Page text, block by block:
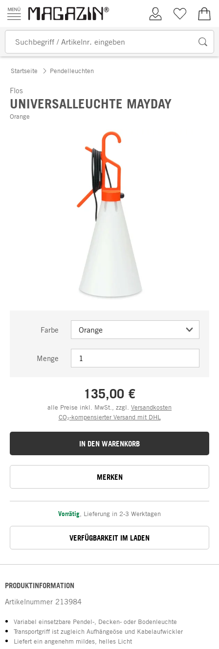
Zum Inhalt springen
Kundenkonto
Merkliste
Startseite Pendelleuchten
Flos
UNIVERSALLEUCHTE MAYDAY
Orange
Farbe
Menge
135,00 €
alle Preise inkl. MwSt., zzgl. Versandkosten
CO₂-kompensierter Versand mit DHL
IN DEN WARENKORB
MERKEN
Vorrätig Lieferung in 2-3 Werktagen
VERFÜGBARKEIT IM LADEN
PRODUKTINFORMATION
Artikelnummer 213984
Variabel einsetzbare Pendel-, Decken- oder Bodenleuchte
Transportgriff ist zugleich Aufhängeöse und Kabelaufwickler
Liefert ein angenehm mildes, helles Licht